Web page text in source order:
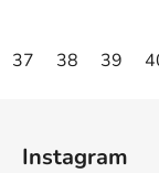
37 38 39
Instagram